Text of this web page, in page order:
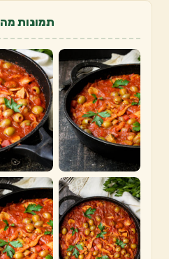
תמונות